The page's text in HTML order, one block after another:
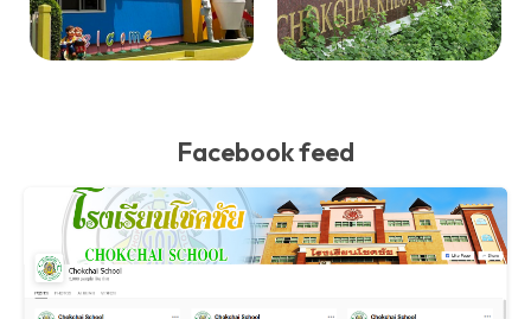
Facebook feed